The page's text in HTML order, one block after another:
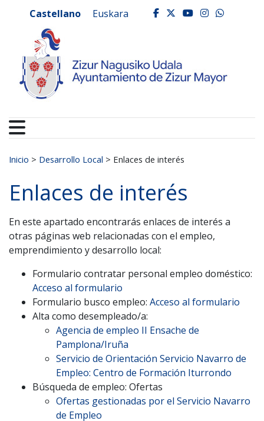
Ayuntamiento de
Castellano Euskara facebook
twitter
youtube
Buscar:
Inicio > Desarrollo Local > Enlaces de interés
Enlaces de interés
En este apartado encontrarás enlaces de interés a
otras páginas web relacionadas con el empleo,
emprendimiento y desarrollo local:
Formulario contratar personal empleo doméstico:
Acceso al formulario
Formulario busco empleo: Acceso al formulario
Alta como desempleado/a:
Agencia de empleo II Ensache de
Pamplona/Iruña
Servicio de Orientación Servicio Navarro de
Empleo: Centro de Formación Iturrondo
Búsqueda de empleo: Ofertas
Ofertas gestionadas por el Servicio Navarro
de Empleo